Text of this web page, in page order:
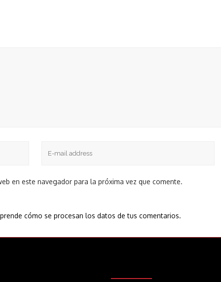
en este navegador para la próxima vez que comente.
cómo se procesan los datos de tus comentarios.